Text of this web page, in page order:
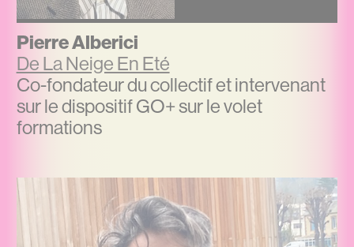
Pierre Alberici
De La Neige En Eté
Co-fondateur du collectif et intervenant
sur le dispositif GO+ sur le volet
formations